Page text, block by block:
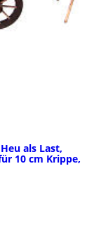
als Last,
10 cm Krippe,